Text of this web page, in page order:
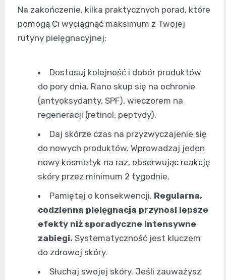
Na zakończenie, kilka praktycznych porad, które
pomogą Ci wyciągnąć maksimum z Twojej
rutyny pielęgnacyjnej:
Dostosuj kolejność i dobór produktów
do pory dnia. Rano skup się na ochronie
(antyoksydanty, SPF), wieczorem na
regeneracji (retinol, peptydy).
Daj skórze czas na przyzwyczajenie się
do nowych produktów. Wprowadzaj jeden
nowy kosmetyk na raz, obserwując reakcję
skóry przez minimum 2 tygodnie.
Pamiętaj o konsekwencji. Regularna,
codzienna pielęgnacja przynosi lepsze
efekty niż sporadyczne intensywne
zabiegi. Systematyczność jest kluczem
do zdrowej skóry.
Słuchaj swojej skóry. Jeśli zauważysz